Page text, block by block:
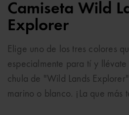
Camiseta Wild
Explorer
Elige uno de los tres colores
especialmente para tí y llévate
chula de "Wild Lands
marino o blanco. ¡La que más